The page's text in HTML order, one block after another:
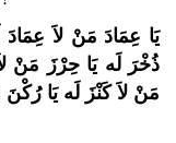
يَا عِمَادَ مَنْ لاَ
ذُخْرَ لَه يَا حِرْزَ مَنْ
مَنْ لاَ كَنْزَ لَه يَا